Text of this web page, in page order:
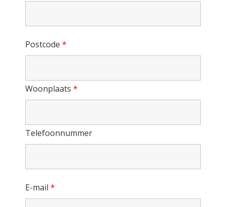
Postcode *
Woonplaats *
Telefoonnummer
E-mail *